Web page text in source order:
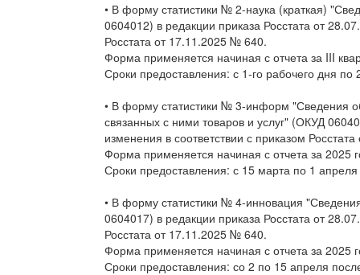
• В форму статистики № 2-наука (краткая)
0604012) в редакции приказа Росстата от
Росстата от 17.11.2025 № 640.
Форма применяется начиная с отчета за III
Сроки предоставления: с 1-го рабочего дня
• В форму статистики № 3-информ "Сведения
связанных с ними товаров и услуг" (ОКУД
изменения в соответствии с приказом
Форма применяется начиная с отчета за 2025
Сроки предоставления: с 15 марта по 1
• В форму статистики № 4-инновация
0604017) в редакции приказа Росстата от
Росстата от 17.11.2025 № 640.
Форма применяется начиная с отчета за 2025
Сроки предоставления: со 2 по 15 апреля